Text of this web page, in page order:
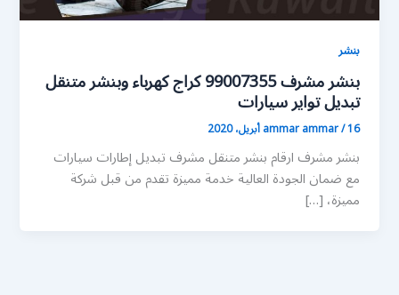
بنشر
بنشر مشرف 99007355 كراج كهرباء وبنشر متنقل
تبديل تواير سيارات
ammar ammar/16 أبريل، 2020
بنشر مشرف ارقام بنشر متنقل مشرف تبديل إطارات سيارات
مع ضمان الجودة العالية خدمة مميزة تقدم من قبل شركة
مميزة، […]